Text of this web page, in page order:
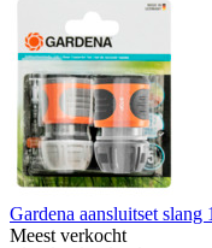
Gardena aansluitset
Meest verkocht